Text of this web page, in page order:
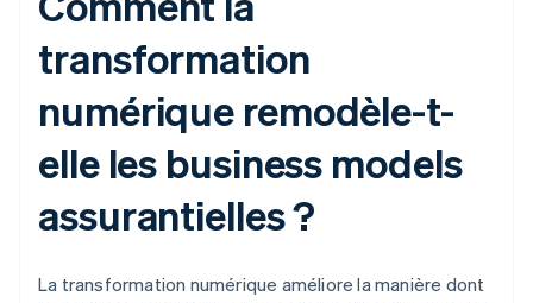
transformation
numérique remodèle-t-
elle les business models
assurantielles ?
La transformation numérique améliore la manière dont